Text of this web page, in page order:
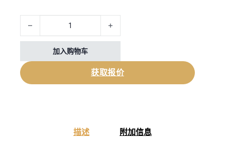
Co Extruded Hollow Wood Plastic Composite Decking 数量
加入购物车
获取报价
描述 附加信息